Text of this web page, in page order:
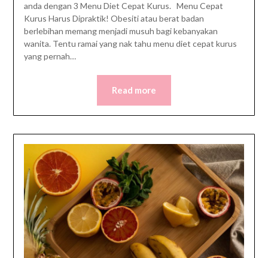
anda dengan 3 Menu Diet Cepat Kurus. Menu Cepat
Kurus Harus Dipraktik! Obesiti atau berat badan
berlebihan memang menjadi musuh bagi kebanyakan
wanita. Tentu ramai yang nak tahu menu diet cepat kurus
yang pernah…
Read more